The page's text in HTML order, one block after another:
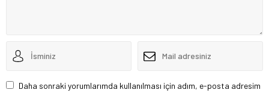
Daha sonraki yorumlarımda kullanılması için adım, e-posta adresim